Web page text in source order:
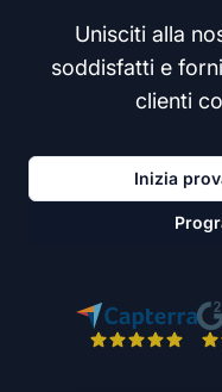
Unisciti alla
soddisfatti e
clienti
Inizia